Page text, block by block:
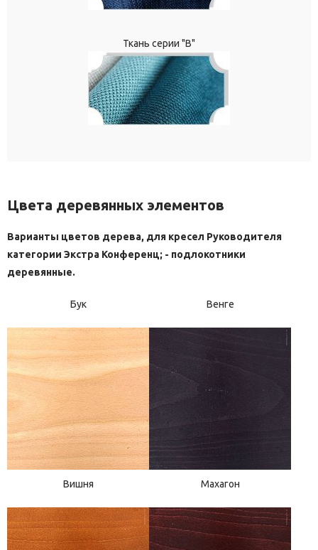
Ткань серии "В"
Цвета деревянных элементов
Варианты цветов дерева, для кресел Руководителя
категории Экстра Конференц; - подлокотники
деревянные.
Бук Венге
Вишня Махагон